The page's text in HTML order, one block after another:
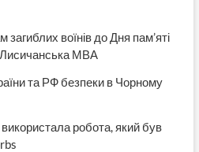
воїнів до Дня пам’яті
Лисичанська МВА
та РФ безпеки в Чорному
робота, який був